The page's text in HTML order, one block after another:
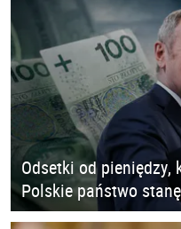
Odsetki od pieniędzy,
Polskie państwo